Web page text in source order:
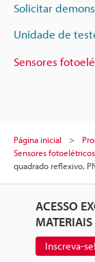
Solicitar
Unidade de
Sensores
Página inicial
Sensores
quadrado reflexivo,
ACESSO
MATERIAIS
Inscreva-se!